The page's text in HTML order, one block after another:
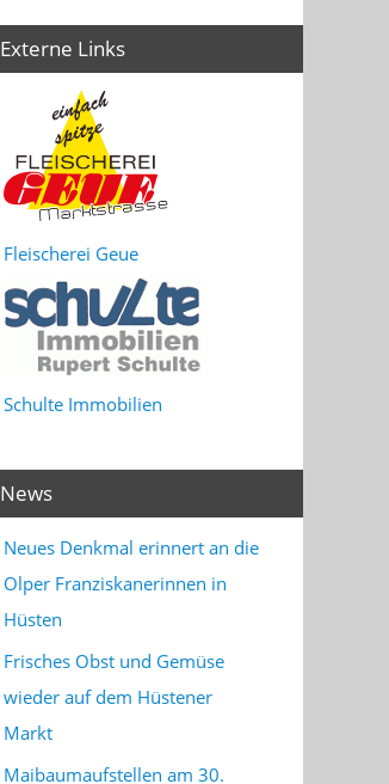
Externe Links
Fleischerei Geue
Schulte Immobilien
News
Neues Denkmal erinnert an die
Olper Franziskanerinnen in
Hüsten
Frisches Obst und Gemüse
wieder auf dem Hüstener
Markt
Maibaumaufstellen am 30.